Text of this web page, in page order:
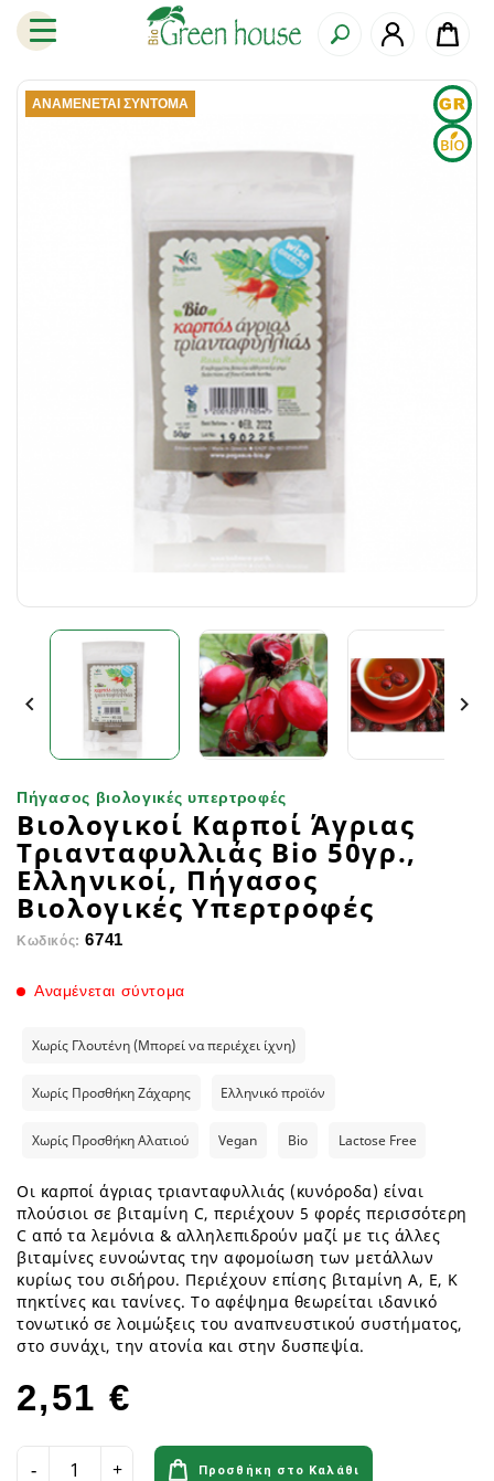
ΑΝΑΜΈΝΕΤΑΙ ΣΎΝΤΟΜΑ
 
Πήγασος βιολογικές υπερτροφές
Βιολογικοί Καρποί Άγριας
Τριανταφυλλιάς Bio 50γρ.,
Ελληνικοί, Πήγασος
Βιολογικές Υπερτροφές
Κωδικός: 6741
Αναμένεται σύντομα
Χωρίς Γλουτένη (Μπορεί να περιέχει ίχνη)
Χωρίς Προσθήκη Ζάχαρης Ελληνικό προϊόν
Χωρίς Προσθήκη Αλατιού Vegan Bio Lactose Free
Οι καρποί άγριας τριανταφυλλιάς (κυνόροδα) είναι
πλούσιοι σε βιταμίνη C, περιέχουν 5 φορές περισσότερη
C από τα λεμόνια & αλληλεπιδρούν μαζί με τις άλλες
βιταμίνες ευνοώντας την αφομοίωση των μετάλλων
κυρίως του σιδήρου. Περιέχουν επίσης βιταμίνη Α, Ε, Κ
πηκτίνες και τανίνες. Το αφέψημα θεωρείται ιδανικό
τονωτικό σε λοιμώξεις του αναπνευστικού συστήματος,
στο συνάχι, την ατονία και στην δυσπεψία.
2,51 €
Προσθήκη στο Καλάθι